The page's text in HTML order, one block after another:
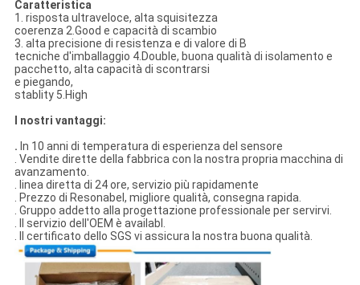
Caratteristica
1. risposta ultraveloce, alta squisitezza
coerenza 2.Good e capacità di scambio
3. alta precisione di resistenza e di valore di B
tecniche d'imballaggio 4.Double, buona qualità di isolamento e
pacchetto, alta capacità di scontrarsi
e piegando,
stablity 5.High
I nostri vantaggi:
. In 10 anni di temperatura di esperienza del sensore
. Vendite dirette della fabbrica con la nostra propria macchina di
avanzamento.
. linea diretta di 24 ore, servizio più rapidamente
. Prezzo di Resonabel, migliore qualità, consegna rapida.
. Gruppo addetto alla progettazione professionale per servirvi.
. Il servizio dell'OEM è availabl.
. Il certificato dello SGS vi assicura la nostra buona qualità.